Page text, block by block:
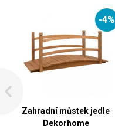
-4%
Zahradní můstek jedle
Dekorhome